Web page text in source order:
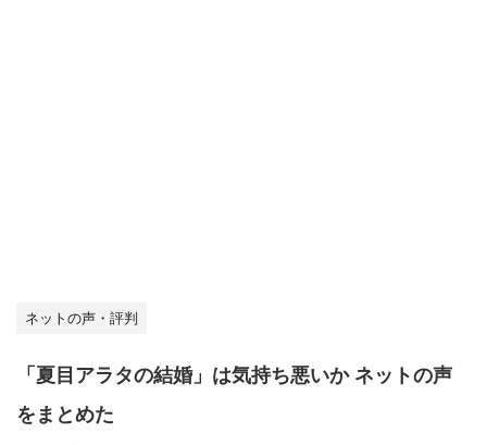
ネットの声・評判
「夏目アラタの結婚」は気持ち悪いか ネットの声
をまとめた